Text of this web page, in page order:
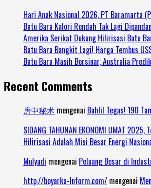
Hari Anak Nasional 2026, PT Baramarta
Batu Bara Kalori Rendah Tak Lagi
Amerika Serikat Dukung Hilirisasi Batu
Batu Bara Bangkit Lagi! Harga Tembus
Batu Bara Masih Bersinar, Australia
Recent Comments
房中秘术 mengenai Bahlil Tegas! 190
SIDANG TAHUNAN EKONOMI UMAT
Hilirisasi Adalah Misi Besar Energi
Mulyadi mengenai Peluang Besar di
http://boyarka-Inform.com/ mengenai